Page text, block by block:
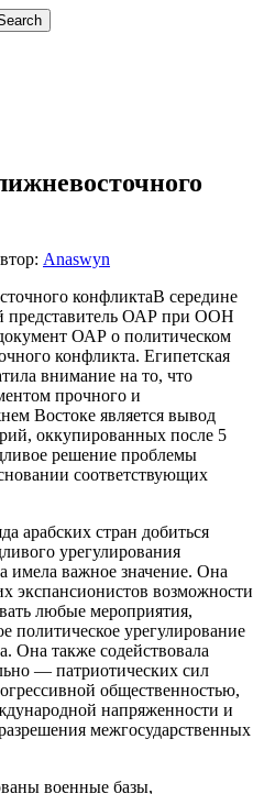
Anaswyn
В середине
представитель ОАР при ООН
ОАР о политическом
конфликта. Египетская
внимание на то, что
прочного и
Востоке является вывод
оккупированных после 5
решение проблемы
соответствующих
арабских стран добиться
урегулирования
имела важное значение. Она
экспансионистов возможности
любые мероприятия,
политическое урегулирование
Она также содействовала
— патриотических сил
общественностью,
напряженности и
межгосударственных
военные базы,